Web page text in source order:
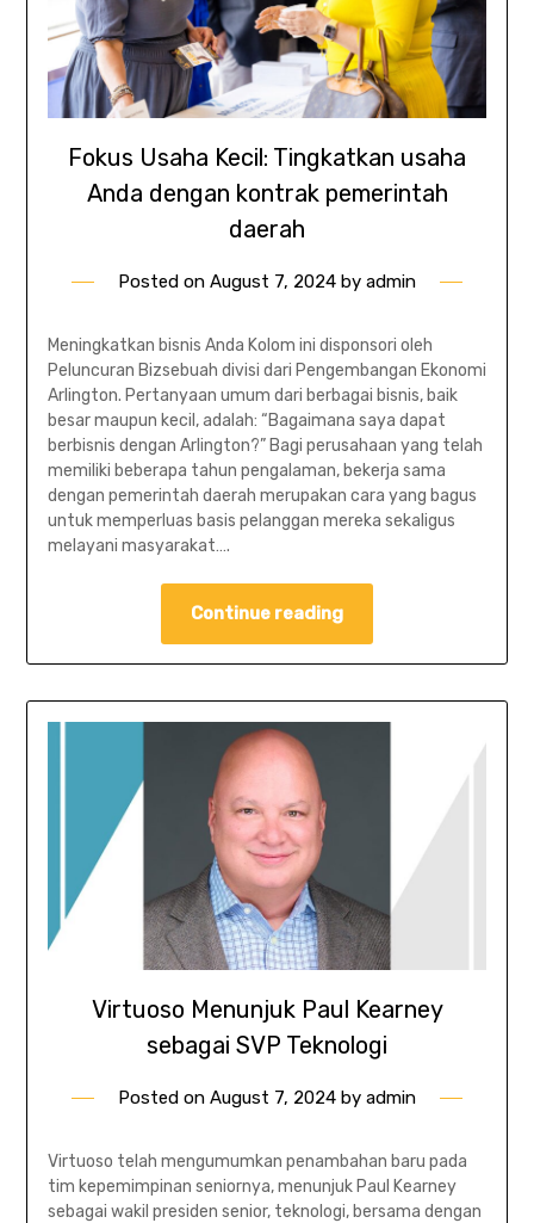
Fokus Usaha Kecil: Tingkatkan usaha
Anda dengan kontrak pemerintah
daerah
Posted on August 7, 2024 by admin
Meningkatkan bisnis Anda Kolom ini disponsori oleh
Peluncuran Bizsebuah divisi dari Pengembangan Ekonomi
Arlington. Pertanyaan umum dari berbagai bisnis, baik
besar maupun kecil, adalah: “Bagaimana saya dapat
berbisnis dengan Arlington?” Bagi perusahaan yang telah
memiliki beberapa tahun pengalaman, bekerja sama
dengan pemerintah daerah merupakan cara yang bagus
untuk memperluas basis pelanggan mereka sekaligus
melayani masyarakat….
Continue reading
Virtuoso Menunjuk Paul Kearney
sebagai SVP Teknologi
Posted on August 7, 2024 by admin
Virtuoso telah mengumumkan penambahan baru pada
tim kepemimpinan seniornya, menunjuk Paul Kearney
sebagai wakil presiden senior, teknologi, bersama dengan